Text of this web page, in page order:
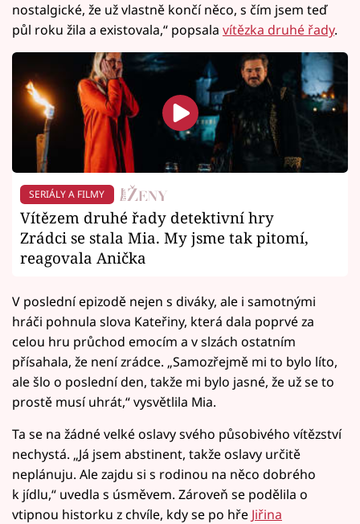
nostalgické, že už vlastně končí něco, s čím jsem teď
půl roku žila a existovala,“ popsala vítězka druhé řady.
SERIÁLY A FILMY
Vítězem druhé řady detektivní hry
Zrádci se stala Mia. My jsme tak pitomí,
reagovala Anička
V poslední epizodě nejen s diváky, ale i samotnými
hráči pohnula slova Kateřiny, která dala poprvé za
celou hru průchod emocím a v slzách ostatním
přísahala, že není zrádce. „Samozřejmě mi to bylo líto,
ale šlo o poslední den, takže mi bylo jasné, že už se to
prostě musí uhrát,“ vysvětlila Mia.
Ta se na žádné velké oslavy svého působivého vítězství
nechystá. „Já jsem abstinent, takže oslavy určitě
neplánuju. Ale zajdu si s rodinou na něco dobrého
k jídlu,“ uvedla s úsměvem. Zároveň se podělila o
vtipnou historku z chvíle, kdy se po hře Jiřina